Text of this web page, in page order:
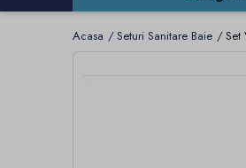
Acasa Seturi Sanitare Baie Set